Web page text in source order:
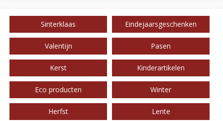
Sinterklaas Eindejaarsgeschenken
Valentijn Pasen
Kerst Kinderartikelen
Eco producten Winter
Herfst Lente